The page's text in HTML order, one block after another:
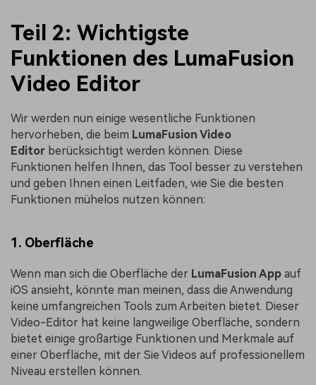
Teil 2: Wichtigste
Funktionen des LumaFusion
Video Editor
Wir werden nun einige wesentliche Funktionen
hervorheben, die beim LumaFusion Video
Editor berücksichtigt werden können. Diese
Funktionen helfen Ihnen, das Tool besser zu verstehen
und geben Ihnen einen Leitfaden, wie Sie die besten
Funktionen mühelos nutzen können:
1. Oberfläche
Wenn man sich die Oberfläche der LumaFusion App auf
iOS ansieht, könnte man meinen, dass die Anwendung
keine umfangreichen Tools zum Arbeiten bietet. Dieser
Video-Editor hat keine langweilige Oberfläche, sondern
bietet einige großartige Funktionen und Merkmale auf
einer Oberfläche, mit der Sie Videos auf professionellem
Niveau erstellen können.